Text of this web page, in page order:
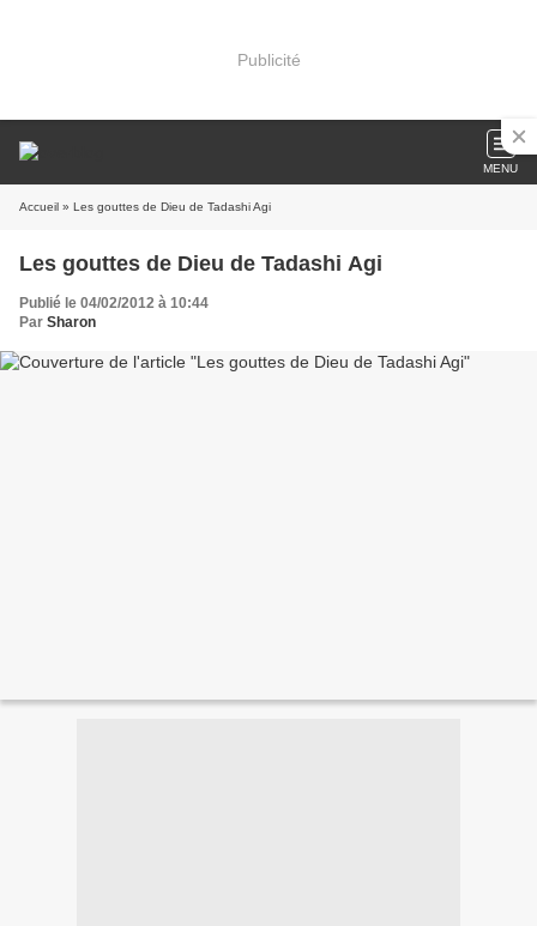
Publicité
MENU
Accueil » Les gouttes de Dieu de Tadashi Agi
Les gouttes de Dieu de Tadashi Agi
Publié le 04/02/2012 à 10:44
Par Sharon